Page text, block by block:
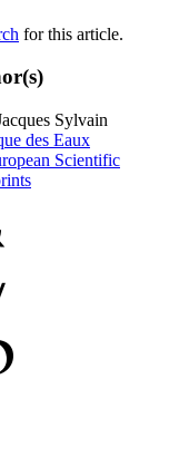
for this article.
Sylvain
des Eaux
Scientific